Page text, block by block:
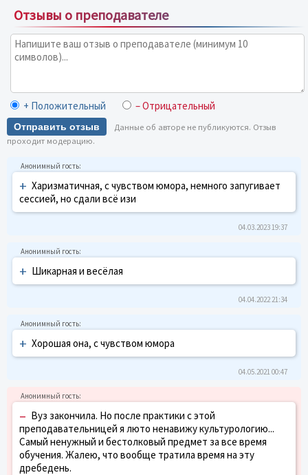
Отзывы о преподавателе
+ Положительный – Отрицательный
Отправить отзыв
Данные об авторе не публикуются. Отзыв
проходит модерацию.
+ Харизматичная, с чувством юмора, немного запугивает
сессией, но сдали всё изи
04.03.2023 19:37
+ Шикарная и весёлая
04.04.2022 21:34
+ Хорошая она, с чувством юмора
04.05.2021 00:47
– Вуз закончила. Но после практики с этой
преподавательницей я люто ненавижу культурологию...
Самый ненужный и бестолковый предмет за все время
обучения. Жалею, что вообще тратила время на эту
дребедень.